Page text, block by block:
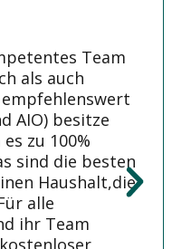
Team
als auch
AIO) besitze
zu 100%
sind die besten
Haushalt,die
alle
ihr Team